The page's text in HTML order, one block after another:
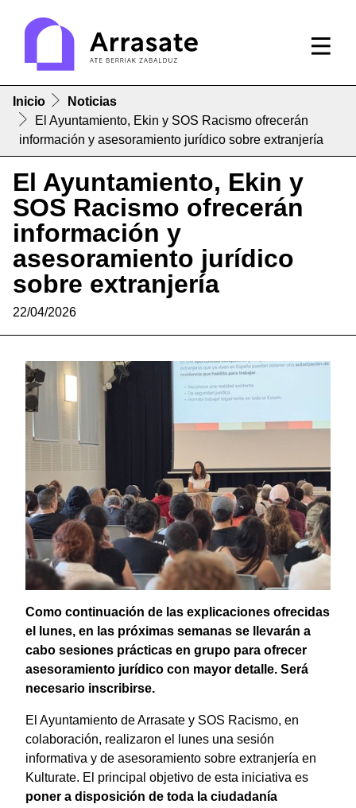
Inicio
Noticias
El Ayuntamiento, Ekin y SOS Racismo ofrecerán
información y asesoramiento jurídico sobre extranjería
El Ayuntamiento, Ekin y
SOS Racismo ofrecerán
información y
asesoramiento jurídico
sobre extranjería
22/04/2026
Como continuación de las explicaciones ofrecidas
el lunes, en las próximas semanas se llevarán a
cabo sesiones prácticas en grupo para ofrecer
asesoramiento jurídico con mayor detalle. Será
necesario inscribirse.
El Ayuntamiento de Arrasate y SOS Racismo, en
colaboración, realizaron el lunes una sesión
informativa y de asesoramiento sobre extranjería en
Kulturate. El principal objetivo de esta iniciativa es
poner a disposición de toda la ciudadanía